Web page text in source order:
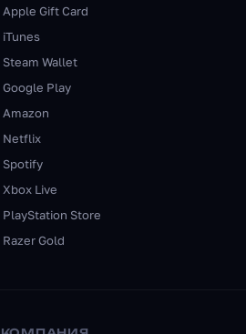
Apple Gift Card
iTunes
Steam Wallet
Google Play
Amazon
Netflix
Spotify
Xbox Live
PlayStation Store
Razer Gold